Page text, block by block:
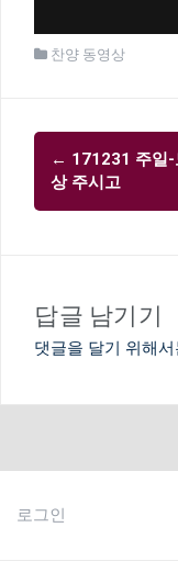
찬양 동영상
글
내
비
션
← 171231 주일-
상 주시고
답글 남기기
댓글을 달기 위해서
로그인